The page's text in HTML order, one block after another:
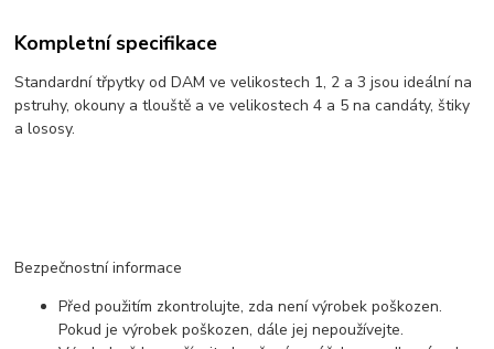
Kompletní specifikace
Standardní třpytky od DAM ve velikostech 1, 2 a 3 jsou ideální na
pstruhy, okouny a tlouště a ve velikostech 4 a 5 na candáty, štiky
a lososy.
Bezpečnostní informace
Před použitím zkontrolujte, zda není výrobek poškozen.
Pokud je výrobek poškozen, dále jej nepoužívejte.